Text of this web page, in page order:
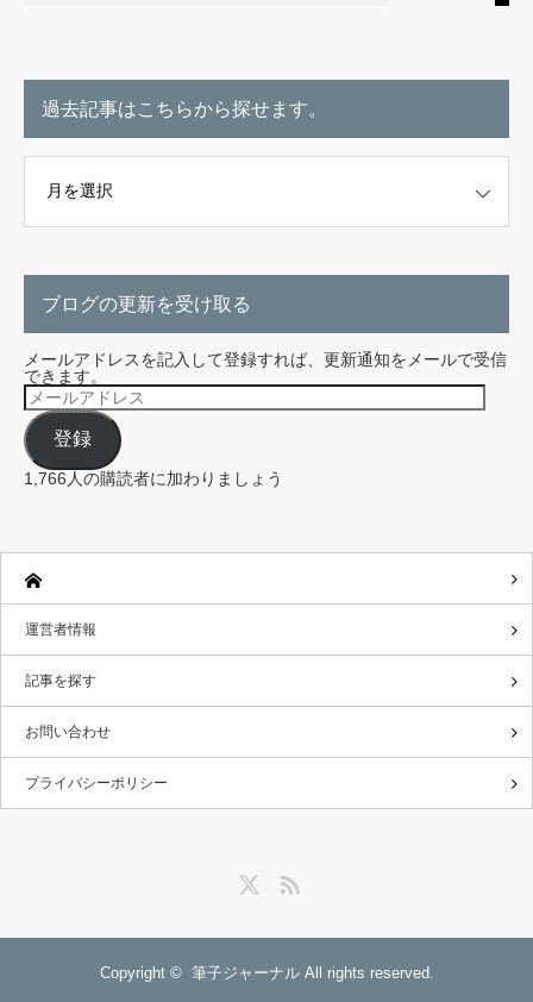
過去記事はこちらから探せます。
ちらから探せます。
ブログの更新を受け取る
メールアドレスを記入して登録すれば、更新通知をメールで受信
できます。
メ
ー
ル
ア
ド
レ
ス
登録
1,766人の購読者に加わりましょう
運営者情報
記事を探す
お問い合わせ
プライバシーポリシー
Copyright © 筆子ジャーナルAll rights reserved.